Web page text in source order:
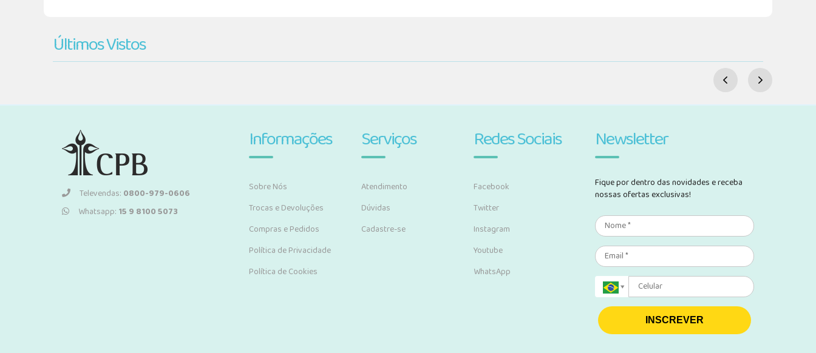
Últimos Vistos
Televendas: 0800-979-0606
Whatsapp: 15 9 8100 5073
Informações
Sobre Nós
Trocas e Devoluções
Compras e Pedidos
Política de Privacidade
Política de Cookies
Serviços
Atendimento
Dúvidas
Cadastre-se
Redes Sociais
Facebook
Twitter
Instagram
Youtube
WhatsApp
Newsletter
Fique por dentro das novidades e receba
nossas ofertas exclusivas!
INSCREVER